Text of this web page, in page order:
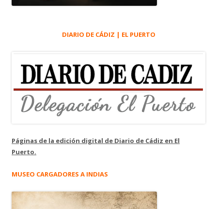
DIARIO DE CÁDIZ | EL PUERTO
Páginas de la edición digital de Diario de Cádiz en El
Puerto.
MUSEO CARGADORES A INDIAS